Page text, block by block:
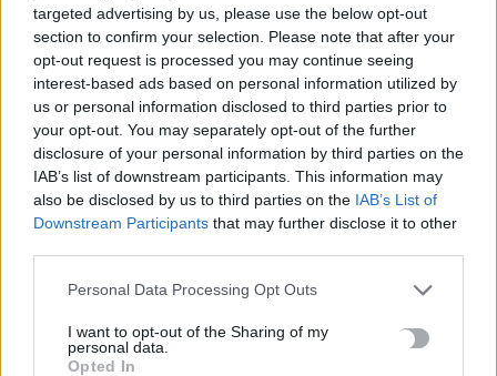
targeted advertising by us, please use the below opt-out
section to confirm your selection. Please note that after your
opt-out request is processed you may continue seeing
interest-based ads based on personal information utilized by
us or personal information disclosed to third parties prior to
your opt-out. You may separately opt-out of the further
disclosure of your personal information by third parties on the
IAB’s list of downstream participants. This information may
also be disclosed by us to third parties on the IAB’s List of
Downstream Participants that may further disclose it to other
Personal Data Processing Opt Outs
I want to opt-out of the Sharing of my
personal data.
Opted In
Το Ελληνικό Μεσογειακό Πανεπιστήμιο εκδίδει ηλεκτρονικά
τα Πρακτικά του Διεπιστημονικού Συνεδρίου «Ρένα
Κυριακού»
7 Αυγούστου, 2026
ΔΕΕΠ (ΝΟΔΕ) Ηρακλείου: Με έργα η κυβέρνηση Μητσοτάκη
οδηγεί την Κρήτη στο μέλλον
7 Αυγούστου, 2026
Ρέθυμνο: Φωτιά σε διαμέρισμα – Απεγκλωβίστηκε ένα άτομο